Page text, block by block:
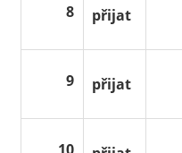
8 přijat
9 přijat
10